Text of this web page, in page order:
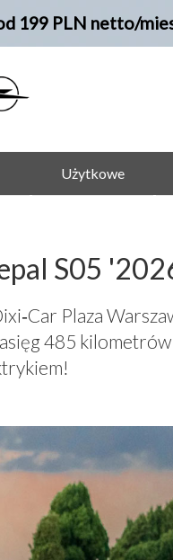
199 PLN netto/
Użytkowe
S05
Plaza
485